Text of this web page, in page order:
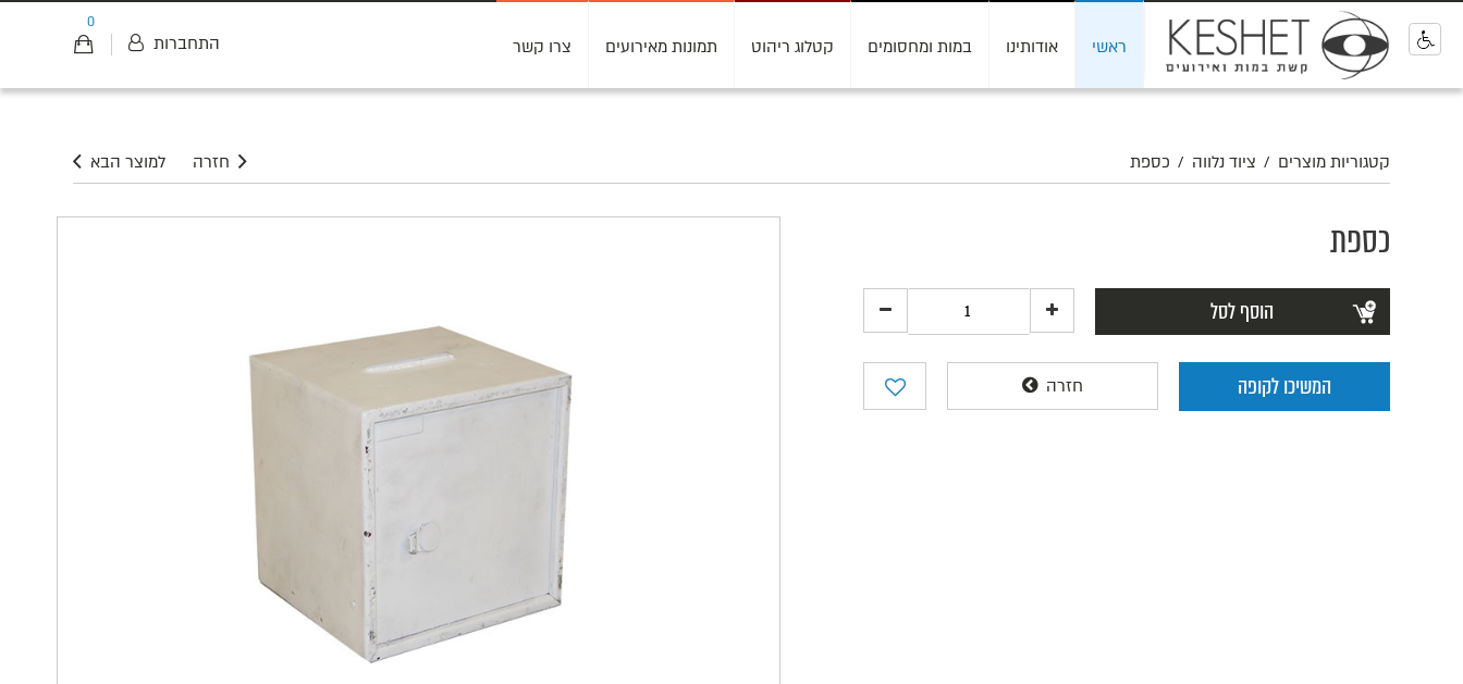
ראשי אודותינו במות ומחסומים קטלוג ריהוט תמונות מאירועים צרו קשר
0
התחברות
קטגוריות מוצרים / ציוד נלווה / כספת למוצר הבא חזרה
כספת
הוסף לסל
המשיכו לקופה חזרה